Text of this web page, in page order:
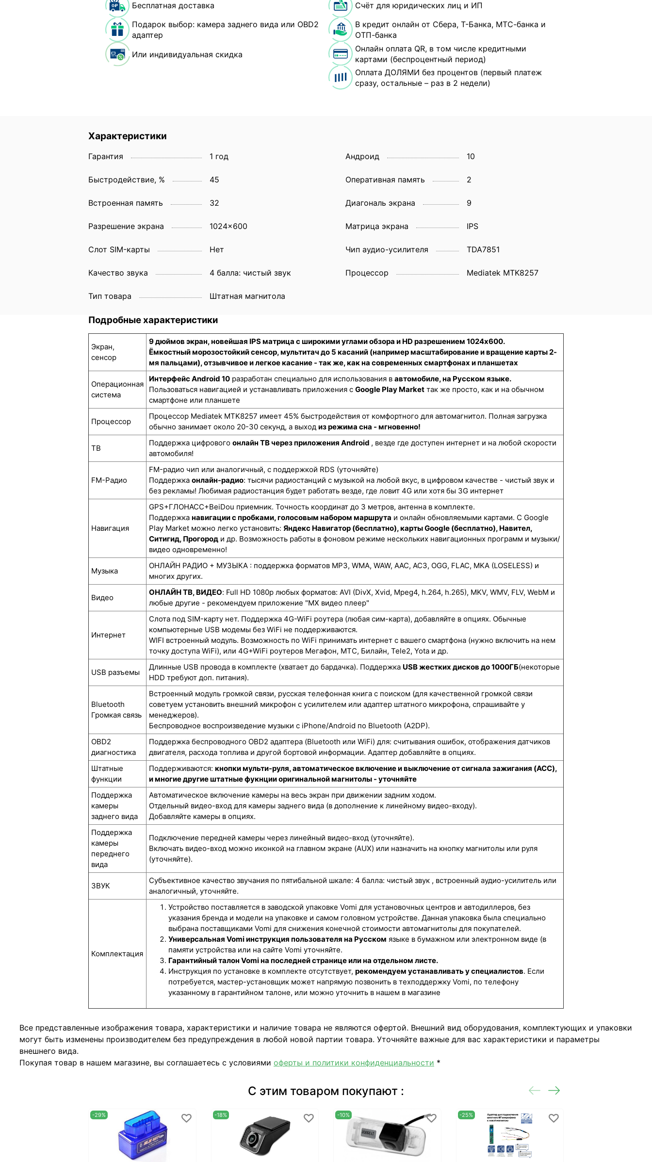
Бесплатная доставка
Подарок выбор: камера заднего вида или OBD2
адаптер
Или индивидуальная скидка
Счёт для юридических лиц и ИП
В кредит онлайн от Сбера, Т-Банка, МТС-банка и
ОТП-банка
Онлайн оплата QR, в том числе кредитными
картами (беспроцентный период)
Оплата ДОЛЯМИ без процентов (первый платеж
сразу, остальные – раз в 2 недели)
Характеристики
Гарантия 1 год Андроид 10
Быстродействие, % 45 Оперативная память 2
Встроенная память 32 Диагональ экрана 9
Разрешение экрана 1024x600 Матрица экрана IPS
Слот SIM-карты Нет Чип аудио-усилителя TDA7851
Качество звука 4 балла: чистый звук Процессор Mediatek MTK8257
Тип товара Штатная магнитола
Подробные характеристики
Экран,
сенсор
9 дюймов экран, новейшая IPS матрица с широкими углами обзора и HD разрешением 1024x600.
Ёмкостный морозостойкий сенсор, мультитач до 5 касаний (например масштабирование и вращение карты 2-
мя пальцами), отзывчивое и легкое касание - так же, как на современных смартфонах и планшетах
Операционная
система
Интерфейс Android 10 разработан специально для использования в автомобиле, на Русском языке.
Пользоваться навигацией и устанавливать приложения с Google Play Market так же просто, как и на обычном
смартфоне или планшете
Процессор
Процессор Mediatek MTK8257 имеет 45% быстродействия от комфортного для автомагнитол. Полная загрузка
обычно занимает около 20-30 секунд, а выход из режима сна - мгновенно!
ТВ
Поддержка цифрового онлайн ТВ через приложения Android , везде где доступен интернет и на любой скорости
автомобиля!
FM-Радио
FM-радио чип или аналогичный, с поддержкой RDS (уточняйте)
Поддержка онлайн-радио: тысячи радиостанций с музыкой на любой вкус, в цифровом качестве - чистый звук и
без рекламы! Любимая радиостанция будет работать везде, где ловит 4G или хотя бы 3G интернет
Навигация
GPS+ГЛОНАСС+BeiDou приемник. Точность координат до 3 метров, антенна в комплекте.
Поддержка навигации с пробками, голосовым набором маршрута и онлайн обновляемыми картами. С Google
Play Market можно легко установить: Яндекс Навигатор (бесплатно), карты Google (бесплатно), Навител,
Ситигид, Прогород и др. Возможность работы в фоновом режиме нескольких навигационных программ и музыки/
видео одновременно!
Музыка
ОНЛАЙН РАДИО + МУЗЫКА : поддержка форматов MP3, WMA, WAW, AAC, AC3, OGG, FLAC, MKA (LOSELESS) и
многих других.
Видео
ОНЛАЙН ТВ, ВИДЕО: Full HD 1080p любых форматов: AVI (DivX, Xvid, Mpeg4, h.264, h.265), MKV, WMV, FLV, WebM и
любые другие - рекомендуем приложение "MX видео плеер"
Интернет
Слота под SIM-карту нет. Поддержка 4G-WiFi роутера (любая сим-карта), добавляйте в опциях. Обычные
компьютерные USB модемы без WiFi не поддерживаются.
WIFI встроенный модуль. Возможность по WiFi принимать интернет с вашего смартфона (нужно включить на нем
точку доступа WiFi), или 4G+WiFi роутеров Мегафон, МТС, Билайн, Tele2, Yota и др.
USB разъемы
Длинные USB провода в комплекте (хватает до бардачка). Поддержка USB жестких дисков до 1000ГБ(некоторые
HDD требуют доп. питания).
Bluetooth
Громкая связь
Встроенный модуль громкой связи, русская телефонная книга с поиском (для качественной громкой связи
советуем установить внешний микрофон с усилителем или адаптер штатного микрофона, спрашивайте у
менеджеров).
Беспроводное воспроизведение музыки с iPhone/Android по Bluetooth (A2DP).
OBD2
диагностика
Поддержка беспроводного OBD2 адаптера (Bluetooth или WiFi) для: считывания ошибок, отображения датчиков
двигателя, расхода топлива и другой бортовой информации. Адаптер добавляйте в опциях.
Штатные
функции
Поддерживаются: кнопки мульти-руля, автоматическое включение и выключение от сигнала зажигания (ACC),
и многие другие штатные фукнции оригинальной магнитолы - уточняйте
Поддержка
камеры
заднего вида
Автоматическое включение камеры на весь экран при движении задним ходом.
Отдельный видео-вход для камеры заднего вида (в дополнение к линейному видео-входу).
Добавляйте камеры в опциях.
Поддержка
камеры
переднего
вида
Подключение передней камеры через линейный видео-вход (уточняйте).
Включать видео-вход можно иконкой на главном экране (AUX) или назначить на кнопку магнитолы или руля
(уточняйте).
ЗВУК
Субъективное качество звучания по пятибальной шкале: 4 балла: чистый звук , встроенный аудио-усилитель или
аналогичный, уточняйте.
Комплектация
Устройство поставляется в заводской упаковке Vomi для установочных центров и автодиллеров, без
указания бренда и модели на упаковке и самом головном устройстве. Данная упаковка была специально
выбрана поставщиками Vomi для снижения конечной стоимости автомагнитолы для покупателей.
Универсальная Vomi инструкция пользователя на Русском языке в бумажном или электронном виде (в
памяти устройства или на сайте Vomi уточняйте.
Гарантийный талон Vomi на последней странице или на отдельном листе.
Инструкция по установке в комплекте отсутствует, рекомендуем устанавливать у специалистов. Если
потребуется, мастер-установщик может напрямую позвонить в техподдержку Vomi, по телефону
указанному в гарантийном талоне, или можно уточнить в нашем в магазине
Все представленные изображения товара, характеристики и наличие товара не являются офертой. Внешний вид оборудования, комплектующих и упаковки
могут быть изменены производителем без предупреждения в любой новой партии товара. Уточняйте важные для вас характеристики и параметры
внешнего вида.
Покупая товар в нашем магазине, вы соглашаетесь с условиями оферты и политики конфиденциальности *
С этим товаром покупают :
-29% -18% -10% -25%